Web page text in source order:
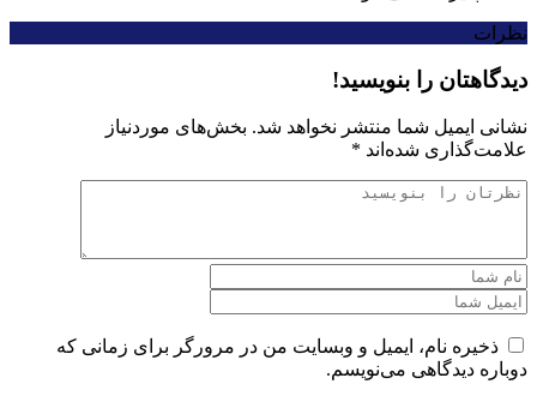
نظرات
دیدگاهتان را بنویسید!
نشانی ایمیل شما منتشر نخواهد شد. بخش‌های موردنیاز
علامت‌گذاری شده‌اند *
ذخیره نام، ایمیل و وبسایت من در مرورگر برای زمانی که
دوباره دیدگاهی می‌نویسم.